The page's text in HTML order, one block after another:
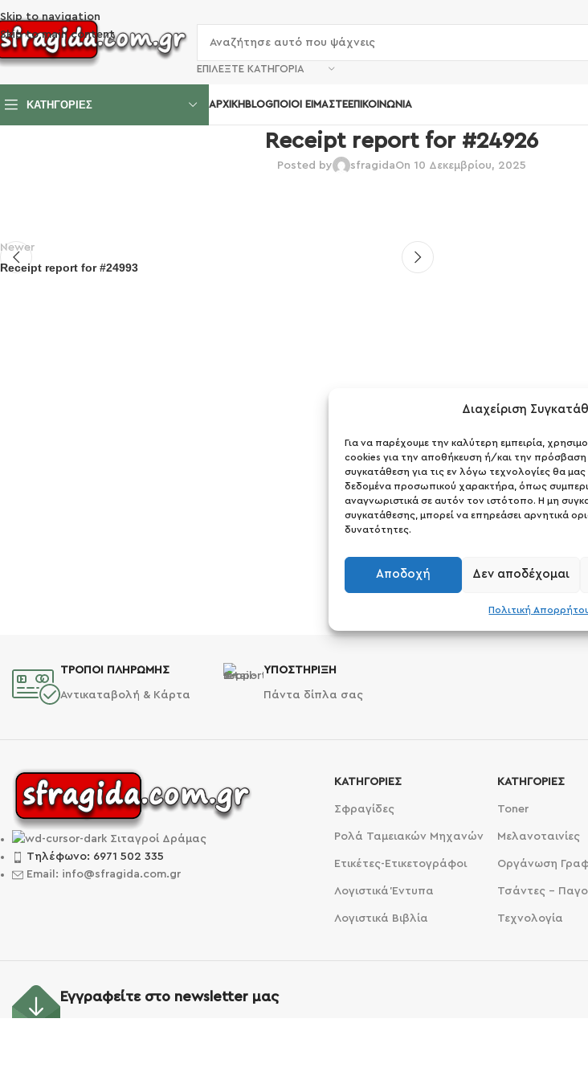
Διαχείριση
Για να παρέχουμε την καλύτερη εμπειρία,
cookies για την αποθήκευση ή/και την
συγκατάθεση για τις εν λόγω τεχνολογίες θα μας
δεδομένα προσωπικού χαρακτήρα, όπως
αναγνωριστικά σε αυτόν τον ιστότοπο. Η μη
συγκατάθεσης, μπορεί να επηρεάσει αρνητικά
δυνατότητες.
Αποδοχή Δεν αποδέχομαι
Πολιτική
Skip to navigation
Skip to main content
ΕΠΙΛΈΞΤΕ ΚΑΤΗΓΟΡΊΑ
ΚΑΤΗΓΟΡΙΕΣ ΑΡΧΙΚΉBLOGΠΟΙΟΊ ΕΊΜΑΣΤΕΕΠΙΚΟΙΝΩΝΊΑ
Receipt report for #24926
Posted by sfragidaOn 10 Δεκεμβρίου, 2025
Newer
Receipt report for #24993
ΤΡΟΠΟΙ ΠΛΗΡΩΜΗΣ
Αντικαταβολή & Κάρτα
ΥΠΟΣΤΗΡΙΞΗ
Πάντα δίπλα σας
Σιταγροί Δράμας
Τηλέφωνο: 6971 502 335
Email: info@sfragida.com.gr
ΚΑΤΗΓΟΡΙΕΣ
Σφραγίδες
Ρολά Ταμειακών Μηχανών
Ετικέτες-Ετικετογράφοι
Λογιστικά Έντυπα
Λογιστικά Βιβλία
ΚΑΤΗΓΟΡΙΕΣ
Toner
Μελανοταινίες
Οργάνωση
Τσάντες -
Τεχνολογία
Εγγραφείτε στο newsletter μας